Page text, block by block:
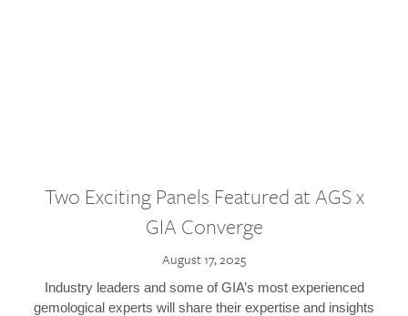
Two Exciting Panels Featured at AGS x
GIA Converge
August 17, 2025
Industry leaders and some of GIA’s most experienced
gemological experts will share their expertise and insights